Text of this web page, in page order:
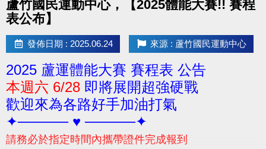
蘆竹國民運動中心，【2025體能大賽!! 賽程
表公布】
發佈日期 : 2025.06.24 來源 : 蘆竹國民運動中心
2025 蘆運體能大賽 賽程表 公告
本週六 6/28 即將展開超強硬戰
歡迎來為各路好手加油打氣
✦───── ♥ ─────✦
請務必於指定時間內攜帶證件完成報到